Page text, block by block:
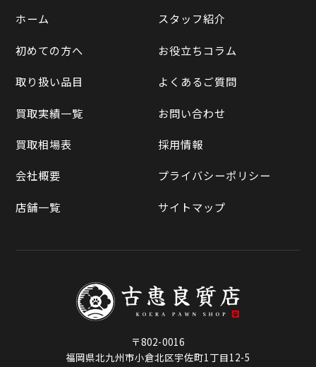
買取実績一覧
買取相場表
Yahooショッピング
Yahoo!オークション
メルカリ
ラクマ
ホーム
初めての方へ
取り扱い品目
買取実績一覧
買取相場表
会社概要
店舗一覧
スタッフ紹介
お役立ちコラム
よくあるご質問
お問い合わせ
採用情報
プライバシーポリシー
サイトマップ
〒802-0016
福岡県北九州市小倉北区宇佐町1丁目12-5